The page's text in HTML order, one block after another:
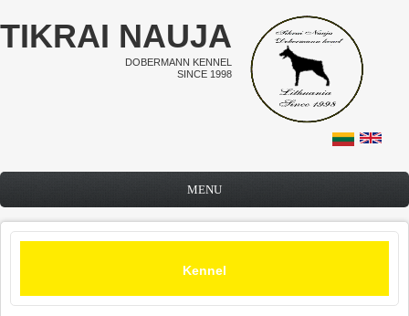
Skip to main content
TIKRAI NAUJA
DOBERMANN KENNEL
SINCE 1998
MENU
Kennel